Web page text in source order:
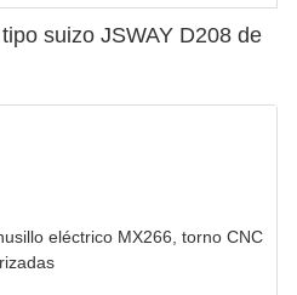
suizo JSWAY D208 de